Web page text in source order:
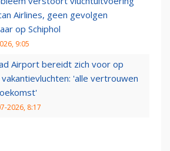
Airlines, geen gevolgen
op Schiphol
9:05
Airport bereidt zich voor op
'alle vertrouwen
2026, 8:17